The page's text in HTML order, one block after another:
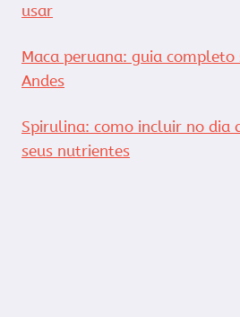
usar
Maca peruana: guia completo
Andes
Spirulina: como incluir no dia
seus nutrientes